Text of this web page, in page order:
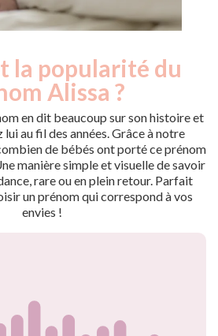
la popularité du
Alissa ?
en dit beaucoup sur son histoire et
au fil des années. Grâce à notre
de bébés ont porté ce prénom
manière simple et visuelle de savoir
rare ou en plein retour. Parfait
un prénom qui correspond à vos
envies !